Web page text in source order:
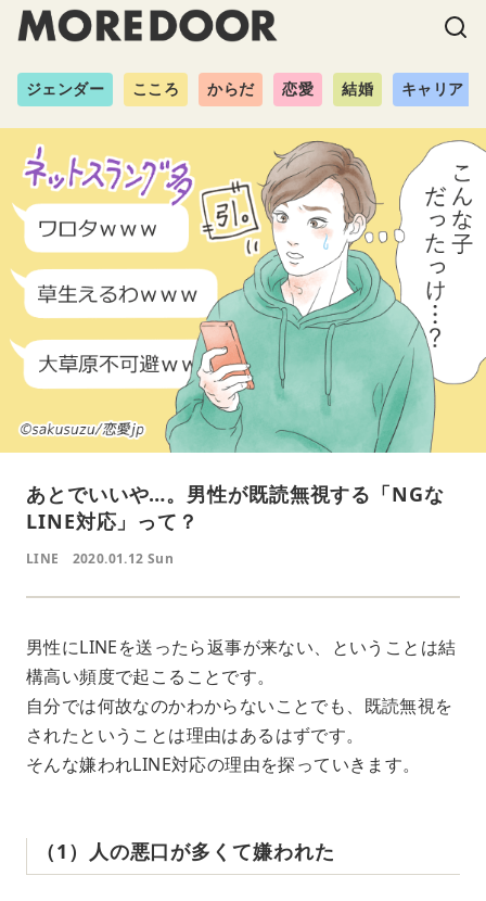
ジェンダー こころ からだ 恋愛 結婚 キャリア
あとでいいや…。男性が既読無視する「NGな
LINE対応」って？
LINE 2020.01.12 Sun
男性にLINEを送ったら返事が来ない、ということは結
構高い頻度で起こることです。
自分では何故なのかわからないことでも、既読無視を
されたということは理由はあるはずです。
そんな嫌われLINE対応の理由を探っていきます。
（1）人の悪口が多くて嫌われた